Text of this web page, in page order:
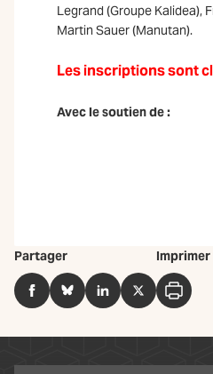
Legrand (Groupe Kalidea),
Martin Sauer (Manutan).
Les inscriptions sont
Avec le soutien de :
Partager
FacebookBlueSkyLinkedInTwitter
Imprimer
Imprimer